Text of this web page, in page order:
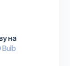
на
Bulb